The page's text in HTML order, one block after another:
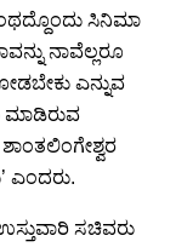
ಸಿನಿಮಾ
ನಾವೆಲ್ಲರೂ
ಎನ್ನುವ
ಮಾಡಿರುವ
ಎಂದರು.
ಸಚಿವರು